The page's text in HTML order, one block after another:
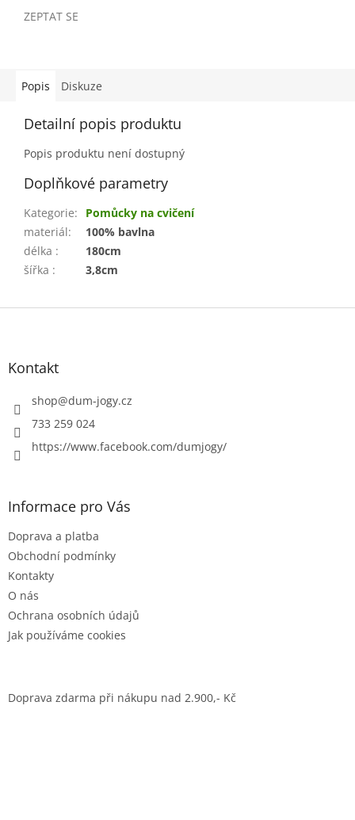
ZEPTAT SE
Popis Diskuze
Detailní popis produktu
Popis produktu není dostupný
Doplňkové parametry
Kategorie:
Pomůcky na cvičení
materiál:
100% bavlna
délka :
180cm
šířka : 3,8cm
Z
Kontakt
shop@dum-jogy.cz
733 259 024
https://www.facebook.com/dumjogy/
Informace pro Vás
Doprava a platba
Obchodní podmínky
Kontakty
O nás
Ochrana osobních údajů
Jak používáme cookies
Doprava zdarma při nákupu nad 2.900,- Kč